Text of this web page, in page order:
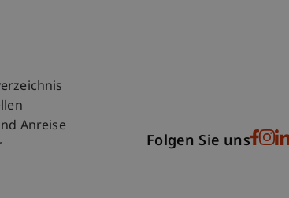
Subdomain-Verzeichnis
Anreise
Folgen Sie uns